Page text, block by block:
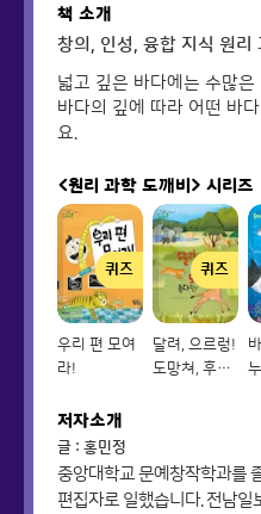
책 소개
창의, 인성, 융합 지식 원리
넓고 깊은 바다에는 수많
바다의 깊에 따라 어떤 바
요.
<원리 과학 도깨비> 시리즈
퀴즈
우리 편 모여
라!
퀴즈
달려, 으르렁!
도망쳐, 후다
저자소개
글 : 홍민정
중앙대학교 문예창작학과를
편집자로 일했습니다. 전남